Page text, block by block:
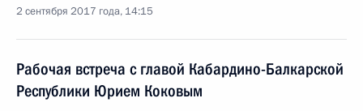
2 сентября 2017 года, 14:15
Рабочая встреча с главой Кабардино-Балкарской
Республики Юрием Коковым